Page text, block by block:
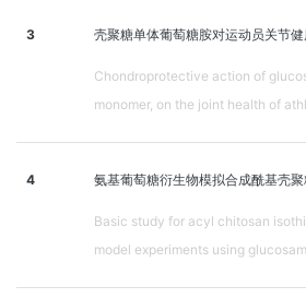
3 壳聚糖单体葡萄糖胺对运动员关节健
Chondroprotective action of
monomer, on the joint health of
4 氨基葡萄糖衍生物模拟合成酰基壳聚
Basic study for acyl chitosan
model experiments using